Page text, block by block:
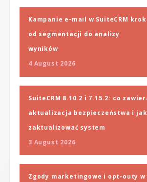
Kampanie e-mail w SuiteCRM
od segmentacji do analizy
wyników
4 August 2026
SuiteCRM 8.10.2 i 7.15.2: co
aktualizacja bezpieczeństwa i
zaktualizować system
3 August 2026
Zgody marketingowe i opt-outy w